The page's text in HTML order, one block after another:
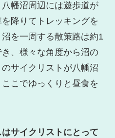
幡沼周辺には遊歩道が
降りてトレッキングを
を一周する散策路は約1
、様々な角度から沼の
サイクリストが八幡沼
こでゆっくりと昼食を
サイクリストにとって